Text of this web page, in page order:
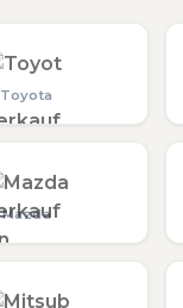
Toyota
Mazda